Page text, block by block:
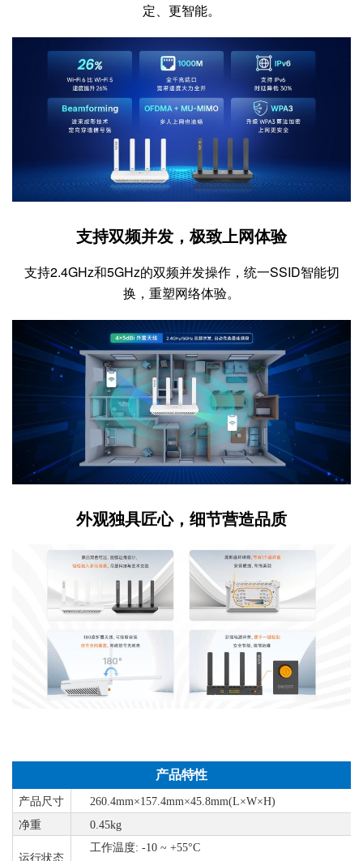
定、更智能。
支持双频并发，极致上网体验
支持2.4GHz和5GHz的双频并发操作，统一SSID智能切
换，重塑网络体验。
外观独具匠心，细节营造品质
产品特性
产品尺寸
260.4mm×157.4mm×45.8mm(L×W×H)
净重
0.45kg
运行状态
工作温度: -10 ~ +55°C